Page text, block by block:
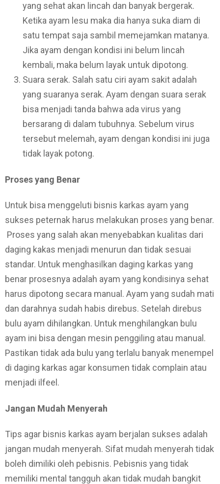
yang sehat akan lincah dan banyak bergerak.
Ketika ayam lesu maka dia hanya suka diam di
satu tempat saja sambil memejamkan matanya.
Jika ayam dengan kondisi ini belum lincah
kembali, maka belum layak untuk dipotong.
Suara serak. Salah satu ciri ayam sakit adalah
yang suaranya serak. Ayam dengan suara serak
bisa menjadi tanda bahwa ada virus yang
bersarang di dalam tubuhnya. Sebelum virus
tersebut melemah, ayam dengan kondisi ini juga
tidak layak potong.
Proses yang Benar
Untuk bisa menggeluti bisnis karkas ayam yang
sukses peternak harus melakukan proses yang benar.
Proses yang salah akan menyebabkan kualitas dari
daging kakas menjadi menurun dan tidak sesuai
standar. Untuk menghasilkan daging karkas yang
benar prosesnya adalah ayam yang kondisinya sehat
harus dipotong secara manual. Ayam yang sudah mati
dan darahnya sudah habis direbus. Setelah direbus
bulu ayam dihilangkan. Untuk menghilangkan bulu
ayam ini bisa dengan mesin penggiling atau manual.
Pastikan tidak ada bulu yang terlalu banyak menempel
di daging karkas agar konsumen tidak complain atau
menjadi ilfeel.
Jangan Mudah Menyerah
Tips agar bisnis karkas ayam berjalan sukses adalah
jangan mudah menyerah. Sifat mudah menyerah tidak
boleh dimiliki oleh pebisnis. Pebisnis yang tidak
memiliki mental tangguh akan tidak mudah bangkit